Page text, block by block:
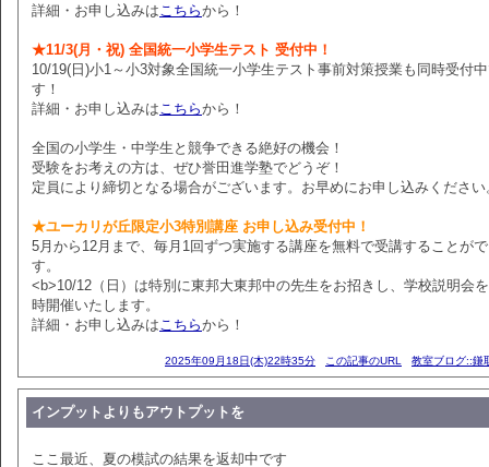
詳細・お申し込みはこちらから！
★11/3(月・祝) 全国統一小学生テスト 受付中！
10/19(日)小1～小3対象全国統一小学生テスト事前対策授業も同時受付
す！
詳細・お申し込みはこちらから！
全国の小学生・中学生と競争できる絶好の機会！
受験をお考えの方は、ぜひ誉田進学塾でどうぞ！
定員により締切となる場合がございます。お早めにお申し込みください
★ユーカリが丘限定小3特別講座 お申し込み受付中！
5月から12月まで、毎月1回ずつ実施する講座を無料で受講することが
す。
<b>10/12（日）は特別に東邦大東邦中の先生をお招きし、学校説明会
時開催いたします。
詳細・お申し込みはこちらから！
2025年09月18日(木)22時35分 この記事のURL 教室ブログ::鎌
インプットよりもアウトプットを
ここ最近、夏の模試の結果を返却中です